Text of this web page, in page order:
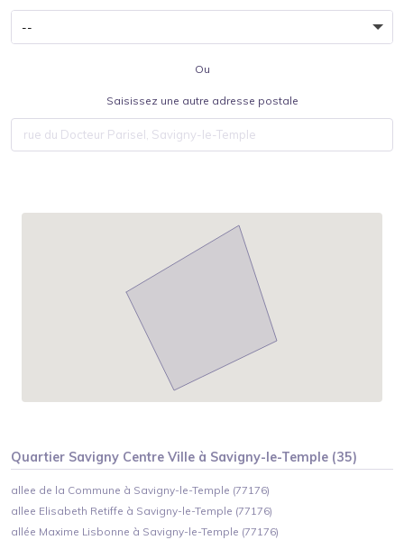
Ou
Saisissez une autre adresse postale
Quartier Savigny Centre Ville à Savigny-le-Temple (35)
allee de la Commune à Savigny-le-Temple (77176)
allee Elisabeth Retiffe à Savigny-le-Temple (77176)
allée Maxime Lisbonne à Savigny-le-Temple (77176)